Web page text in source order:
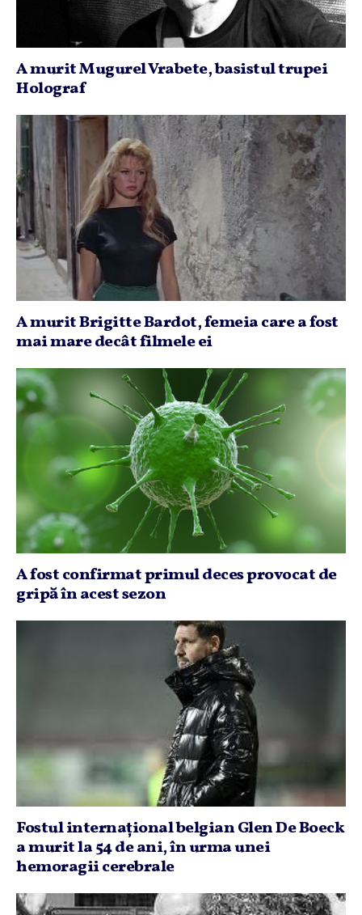
A murit Mugurel Vrabete, basistul trupei
Holograf
A murit Brigitte Bardot, femeia care a fost
mai mare decât filmele ei
A fost confirmat primul deces provocat de
gripă în acest sezon
Fostul internaţional belgian Glen De Boeck
a murit la 54 de ani, în urma unei
hemoragii cerebrale